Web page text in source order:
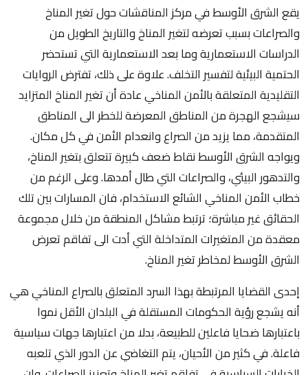
يقع الشرق الأوسط في مركز المناقشات حول تغير المناخ
والصراعات بسبب تعرضه لتغير المناخ والتاريخ الطويل من
الدراسات الاستعمارية وما بعد الاستعمارية التي تستحضر
الحتمية البيئية لتفسير التخلف. علاوة على ذلك، تفترض الروايات
التقليدية المتعلقة بالأمن المناخي عادة أن تغير المناخ المتزايد
سيشجع الهجرة من المناطق المعرضة للخطر الى المناطق
المتقدمة، مما يزيد من الصراع وانعدام الأمن في كل مكان.
ويواجه الشرق الأوسط نقاط ضعف كبيرة تتعلق بتغير المناخ،
والتدهور البيئي، والصراعات التي طال أمدها. وعلى الرغم من
خطاب الأمن المناخي الشائع الاستخدام، فان المسارات بين تلك
الحقائق غير مباشرة؛ ترتبط مشاكل المنطقة من خلال مجموعة
معقدة من المتغيرات المتداخلة التي أدت الى تفاقم تعرض
الشرق الأوسط لمخاطر تغير المناخ.
إحدى القضايا المرتبطة بهذا السرد المتعلق بالصراع المناخي هي
أنه يشجع رؤية الحكومات المستقلة في البلدان الأقل نموا
باعتبارها ضحايا فاعلين للطبيعة، بدلا من اعتبارها جهات سياسية
فاعلة. في كثير من الأحيان، يتم التغاضي عن الدور الذي تلعبه